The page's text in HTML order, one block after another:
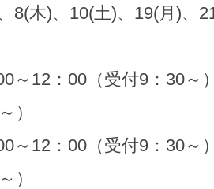
8(木)、10(土)、19(月)、
12：00（受付9：30～
）
～12：00（受付9：30～
）